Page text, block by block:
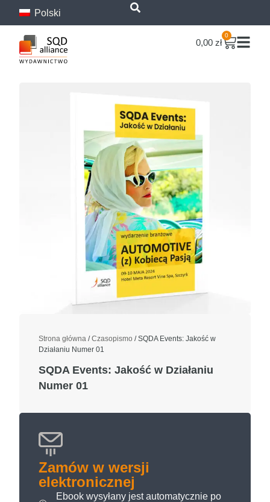
treści
Polski
0,00 zł
0
Strona główna /Czasopismo / SQDA Events: Jakość w
Działaniu Numer 01
SQDA Events: Jakość w Działaniu
Numer 01
Zamów w wersji
elektronicznej
Ebook wysyłany jest automatycznie po